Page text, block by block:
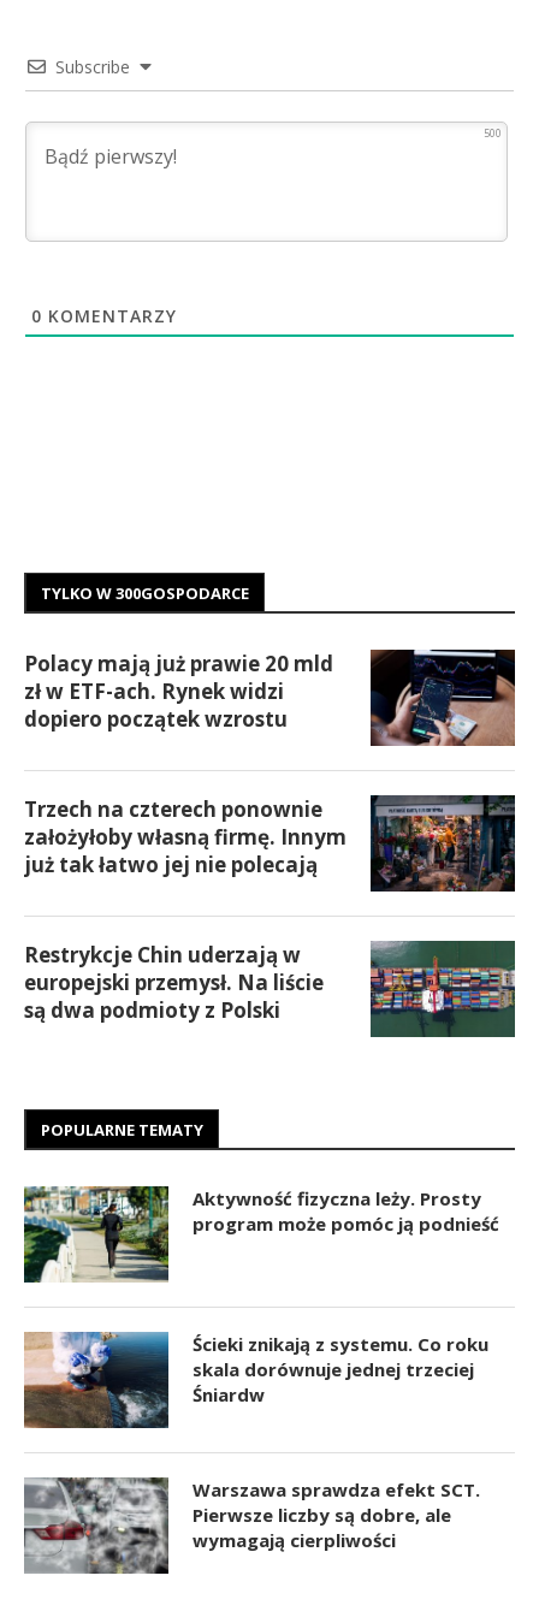
Subscribe
500
0 KOMENTARZY
TYLKO W 300GOSPODARCE
Polacy mają już prawie 20 mld
zł w ETF-ach. Rynek widzi
dopiero początek wzrostu
Trzech na czterech ponownie
założyłoby własną firmę. Innym
już tak łatwo jej nie polecają
Restrykcje Chin uderzają w
europejski przemysł. Na liście
są dwa podmioty z Polski
POPULARNE TEMATY
Aktywność fizyczna leży. Prosty
program może pomóc ją podnieść
Ścieki znikają z systemu. Co roku
skala dorównuje jednej trzeciej
Śniardw
Warszawa sprawdza efekt SCT.
Pierwsze liczby są dobre, ale
wymagają cierpliwości